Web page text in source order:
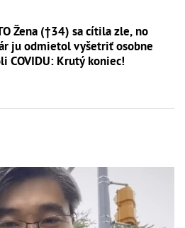
Žena (†34) sa cítila zle, no
ju odmietol vyšetriť osobne
COVIDU: Krutý koniec!